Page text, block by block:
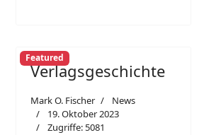
Featured
Verlagsgeschichte
Mark O. Fischer
News
19. Oktober 2023
Zugriffe: 5081